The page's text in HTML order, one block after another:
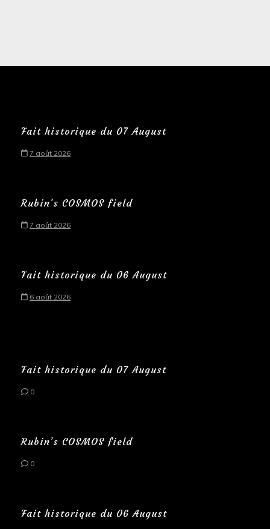
Fait historique du 07 August
7 août 2026
Rubin’s COSMOS field
7 août 2026
Fait historique du 06 August
6 août 2026
Fait historique du 07 August
0
Rubin’s COSMOS field
0
Fait historique du 06 August